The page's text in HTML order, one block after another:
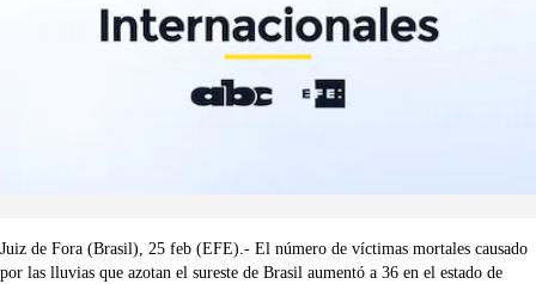
Juiz de Fora (Brasil), 25 feb (EFE).- El número de víctimas mortales causado
por las lluvias que azotan el sureste de Brasil aumentó a 36 en el estado de